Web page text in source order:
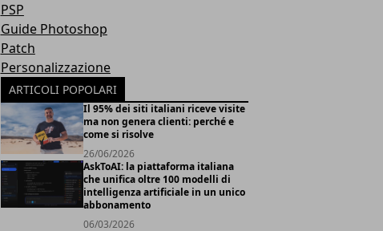
PSP
Guide Photoshop
Patch
Personalizzazione
ARTICOLI POPOLARI
Il 95% dei siti italiani riceve visite
ma non genera clienti: perché e
come si risolve
26/06/2026
AskToAI: la piattaforma italiana
che unifica oltre 100 modelli di
intelligenza artificiale in un unico
abbonamento
06/03/2026